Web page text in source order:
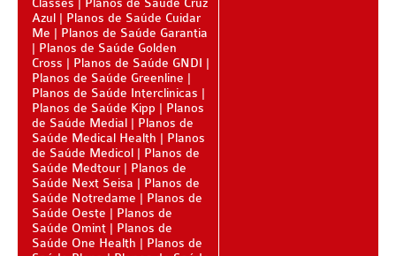
SÃO CRISTOVÃO PLANO DE SAÚDE INFANTIL
SÃO MIGUEL PLANO DE SAÚDE INFANTIL
STA CASA MAUÁ PLANO DE SAÚDE INFANTIL
TOTAL MEDCARE PLANO DE SAÚDE INFANTIL
TRASMONTANO PLANO DE SAÚDE INFANTIL
ÚNICA PLANO DE SAÚDE INFANTIL
UNIHOSP PLANO DE SAÚDE INFANTIL
PLANO DE SAÚDE SÊNIOR
Classes
Planos de Saúde Cruz
Azul
Planos de Saúde Cuidar
Me
Planos de Saúde Garantia
Planos de Saúde Golden
Cross
Planos de Saúde GNDI
Planos de Saúde Greenline
Planos de Saúde Interclinicas
Planos de Saúde Kipp
Planos
de Saúde Medial
Planos de
Saúde Medical Health
Planos
de Saúde Medicol
Planos de
Saúde Medtour
Planos de
Saúde Next Seisa
Planos de
Saúde Notredame
Planos de
Saúde Oeste
Planos de
Saúde Omint
Planos de
Saúde One Health
Planos de